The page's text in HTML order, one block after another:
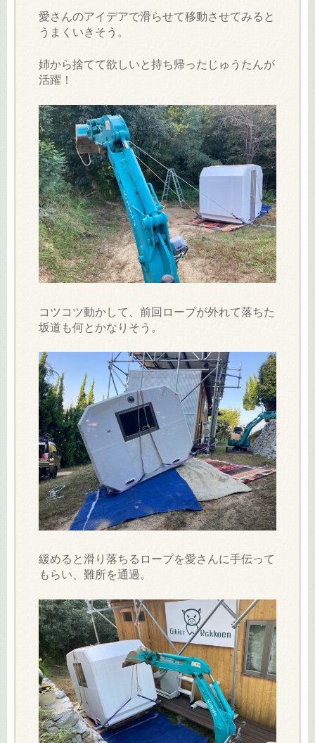
愛さんのアイデアで滑らせて移動させてみると
うまくいきそう。
姉から捨てて欲しいと持ち帰ったじゅうたんが
活躍！
コツコツ動かして、前回ロープが外れて落ちた
坂道も何とかなりそう。
緩めると滑り落ちるロープを愛さんに手伝って
もらい、難所を通過。